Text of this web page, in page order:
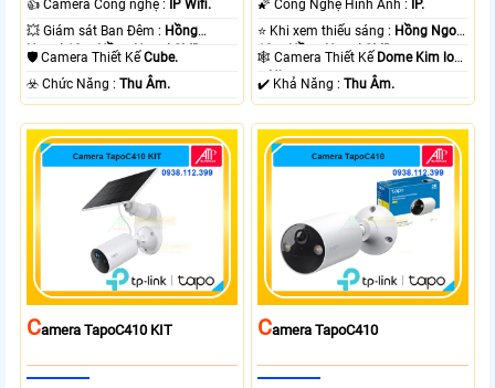
👍 Camera Công nghệ : IP Wifi.
💥 Giám sát Ban Đêm : Hồng
Ngoại 10m Hồng Ngoại SMD.
🛡 Camera Thiết KếCube.
️☣️ Chức Năng :Thu Âm.
🌠 Công Nghệ Hình Ảnh : IP.
⭐ Khi xem thiếu sáng : Hồng Ngoại
10m Hồng Ngoại SMD.
🕸️ Camera Thiết Kế Dome Kim loại
+ Nhựa.
️✔️ Khả Năng :Thu Âm.
CAmera TapoC410 KIT CAmera TapoC410